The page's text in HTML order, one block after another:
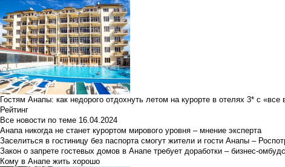
Гостям Анапы: как недорого отдохнуть летом на курорте в отелях 3* с
Рейтинг
Все новости по теме 16.04.2024
Анапа никогда не станет курортом мирового уровня – мнение эксперта
Заселиться в гостиницу без паспорта смогут жители и гости Анапы –
Закон о запрете гостевых домов в Анапе требует доработки – бизнес-
Кому в Анапе жить хорошо